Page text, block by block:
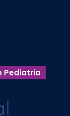
Pediatria